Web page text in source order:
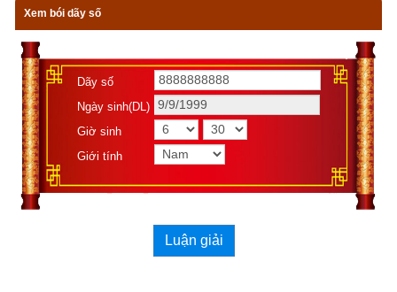
Như vậy là giờ sinh cũng ảnh hưởng rất lớn tới vận mệnh của
mỗi người! Để xem vận mệnh theo giờ sinh thì cổ nhân chia
24 giờ hiện nay thành 12 giờ đặt tên theo các con vật (địa chi),
mỗi giờ gồm 2 tiếng đó là: Tý, Sửu, Dần, Mão, Thìn, Tỵ, Ngọ,
Mùi, Thân, Dậu, Tuất, Hợi để luận đoán tính cách, năm hạn
(hung niên), tuổi thọ. Tiếp theo mỗi giờ địa chi cổ nhân lại chia
thành 3 khoảng là đầu giờ, giữa giờ, cuối giờ, mỗi khoảng 40
phút dùng để luận đoán vận mệnh giàu nghèo.
Xem bói dãy số
Dãy số
Ngày sinh(DL)
Giờ sinh
Giới tính
Luận giải